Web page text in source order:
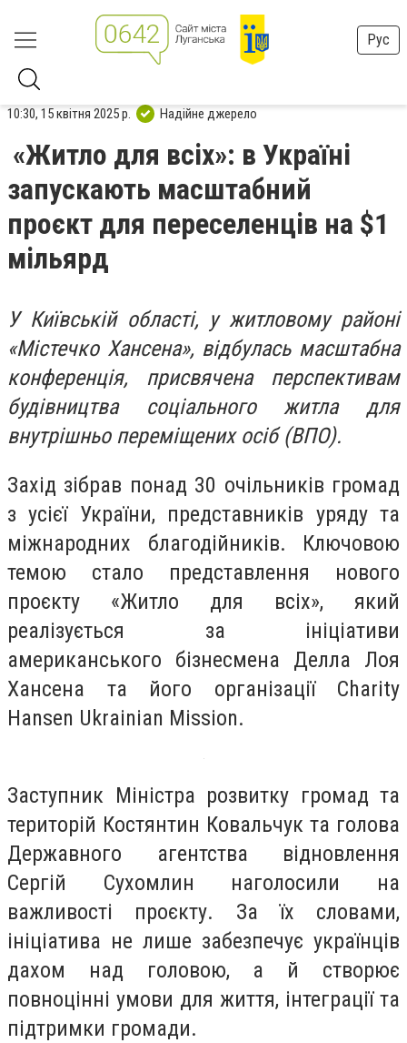
Рус
10:30, 15 квітня 2025 р. Надійне джерело
«Житло для всіх»: в Україні
запускають масштабний
проєкт для переселенців на $1
мільярд
У Київській області, у житловому районі
«Містечко Хансена», відбулась масштабна
конференція, присвячена перспективам
будівництва соціального житла для
внутрішньо переміщених осіб (ВПО).
Захід зібрав понад 30 очільників громад
з усієї України, представників уряду та
міжнародних благодійників. Ключовою
темою стало представлення нового
проєкту «Житло для всіх», який
реалізується за ініціативи
американського бізнесмена Делла Лоя
Хансена та його організації Charity
Hansen Ukrainian Mission.
Заступник Міністра розвитку громад та
територій Костянтин Ковальчук та голова
Державного агентства відновлення
Сергій Сухомлин наголосили на
важливості проєкту. За їх словами,
ініціатива не лише забезпечує українців
дахом над головою, а й створює
повноцінні умови для життя, інтеграції та
підтримки громади.